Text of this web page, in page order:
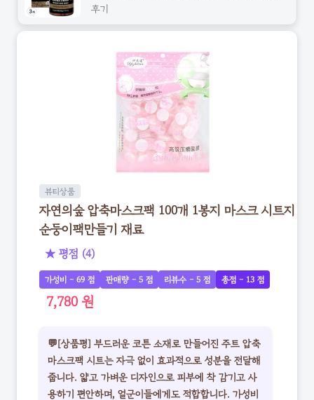
후기
뷰티상품
자연의숲 압축마스크팩 100개 1봉지 마스크 시트지
순둥이팩만들기 재료
★ 평점 (4)
가성비 - 69 점 판매량 - 5 점 리뷰수 - 5 점 총점 - 13 점
7,780 원
💬[상품평] 부드러운 코튼 소재로 만들어진 주트 압축
마스크팩 시트는 자극 없이 효과적으로 성분을 전달해
줍니다. 얇고 가벼운 디자인으로 피부에 착 감기고 사
용하기 편안하며, 얼군이들에게도 적합합니다. 가성비